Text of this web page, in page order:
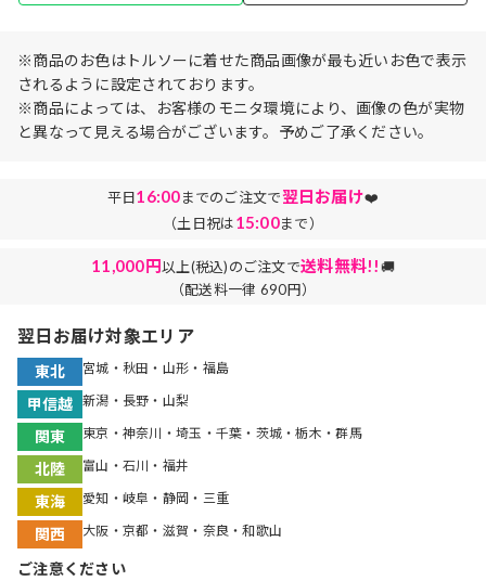
※商品のお色はトルソーに着せた商品画像が最も近いお色で表示
されるように設定されております。
※商品によっては、お客様のモニタ環境により、画像の色が実物
と異なって見える場合がございます。予めご了承ください。
平日16:00までのご注文で翌日お届け❤️
（土日祝は15:00まで）
11,000円以上(税込)のご注文で送料無料!!🚚
（配送料一律 690円）
翌日お届け対象エリア
東北 宮城・秋田・山形・福島
甲信越 新潟・長野・山梨
関東 東京・神奈川・埼玉・千葉・茨城・栃木・群馬
北陸 富山・石川・福井
東海 愛知・岐阜・静岡・三重
関西 大阪・京都・滋賀・奈良・和歌山
ご注意ください